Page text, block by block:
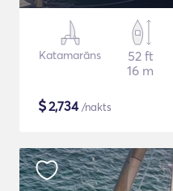
Katamarāns
52 ft
16 m
$2,734/nakts